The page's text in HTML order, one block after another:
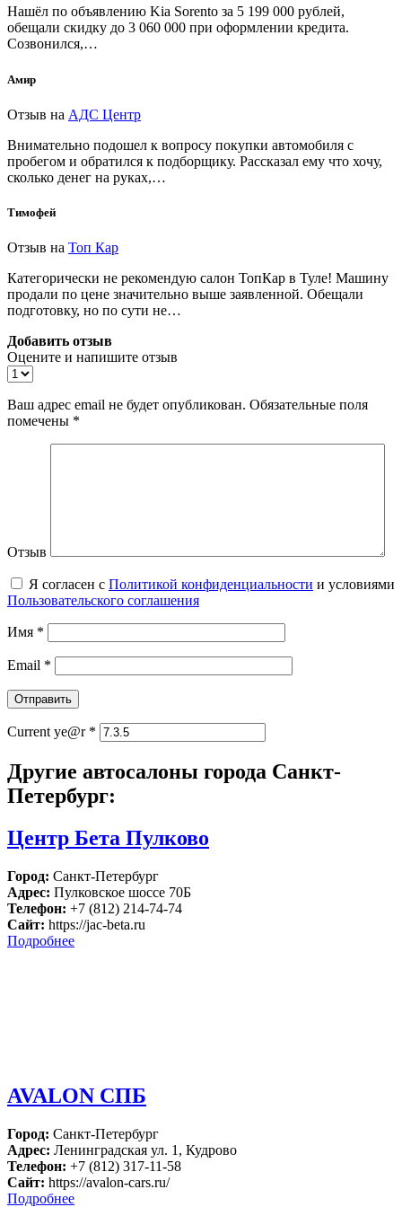
Нашёл по объявлению Kia Sorento за 5 199 000 рублей,
обещали скидку до 3 060 000 при оформлении кредита.
Созвонился,…
Амир
Отзыв на АДС Центр
Внимательно подошел к вопросу покупки автомобиля с
пробегом и обратился к подборщику. Рассказал ему что хочу,
сколько денег на руках,…
Тимофей
Отзыв на Топ Кар
Категорически не рекомендую салон ТопКар в Туле! Машину
продали по цене значительно выше заявленной. Обещали
подготовку, но по сути не…
Добавить отзыв
Оцените и напишите отзыв
Ваш адрес email не будет опубликован. Обязательные поля
помечены *
Отзыв
Я согласен с Политикой конфиденциальности и условиями
Пользовательского соглашения
Имя *
Email *
Current ye@r *
Другие автосалоны города Санкт-
Петербург:
Центр Бета Пулково
Город: Санкт-Петербург
Адрес: Пулковское шоссе 70Б
Телефон: +7 (812) 214-74-74
Сайт: https://jac-beta.ru
Подробнее
AVALON СПБ
Город: Санкт-Петербург
Адрес: Ленинградская ул. 1, Кудрово
Телефон: +7 (812) 317-11-58
Сайт: https://avalon-cars.ru/
Подробнее